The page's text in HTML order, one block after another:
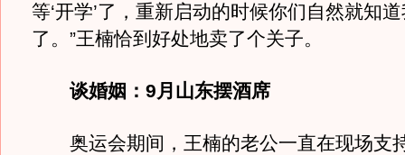
等‘开学’了，重新启动的时候你们自然就知
了。”王楠恰到好处地卖了个关子。
谈婚姻：9月山东摆酒席
奥运会期间，王楠的老公一直在现场支